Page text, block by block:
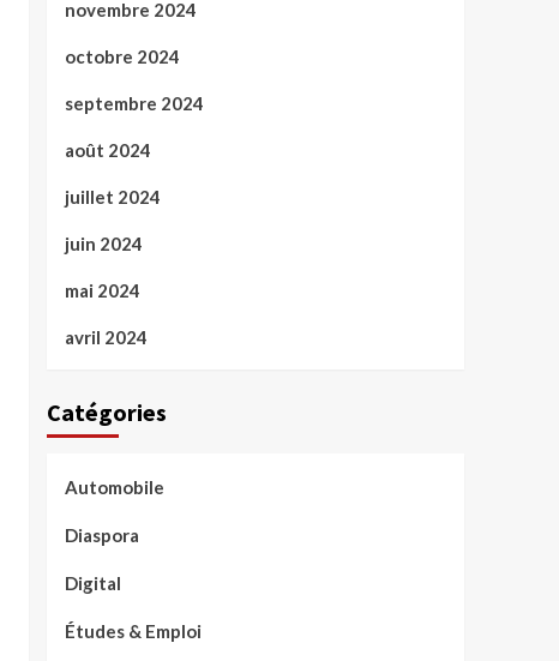
novembre 2024
octobre 2024
septembre 2024
août 2024
juillet 2024
juin 2024
mai 2024
avril 2024
Catégories
Automobile
Diaspora
Digital
Études & Emploi